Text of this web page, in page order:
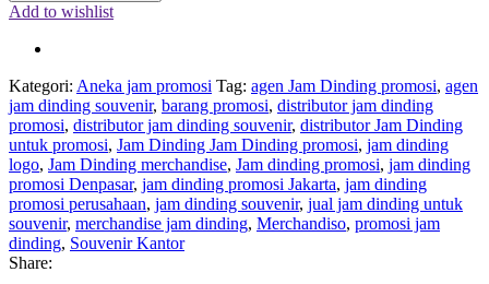
Add to wishlist
Kategori: Aneka jam promosi Tag: agen Jam Dinding promosi, agen
jam dinding souvenir, barang promosi, distributor jam dinding
promosi, distributor jam dinding souvenir, distributor Jam Dinding
untuk promosi, Jam Dinding Jam Dinding promosi, jam dinding
logo, Jam Dinding merchandise, Jam dinding promosi, jam dinding
promosi Denpasar, jam dinding promosi Jakarta, jam dinding
promosi perusahaan, jam dinding souvenir, jual jam dinding untuk
souvenir, merchandise jam dinding, Merchandiso, promosi jam
dinding, Souvenir Kantor
Share: